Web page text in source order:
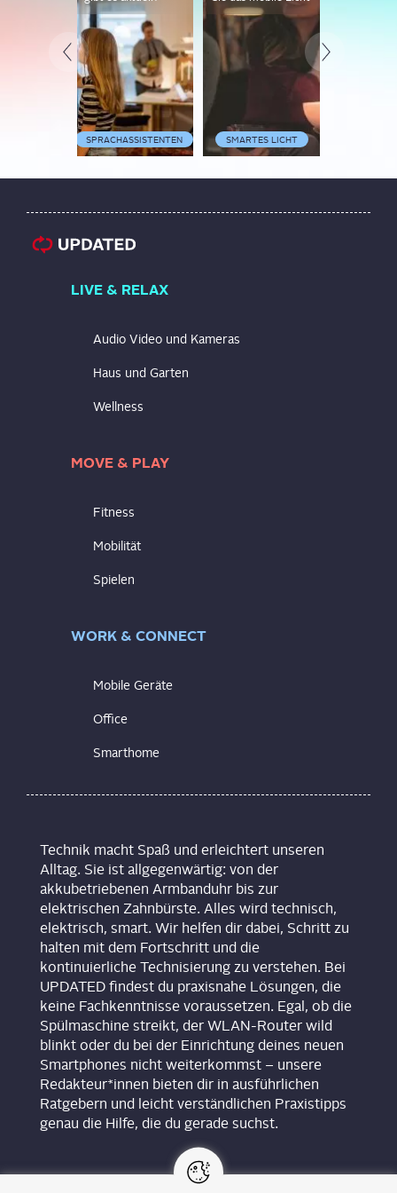
SPRACHASSISTENTEN SMARTES LICHT
LIVE & RELAX
Audio Video und Kameras
Haus und Garten
Wellness
MOVE & PLAY
Fitness
Mobilität
Spielen
WORK & CONNECT
Mobile Geräte
Office
Smarthome
Technik macht Spaß und erleichtert unseren
Alltag. Sie ist allgegenwärtig: von der
akkubetriebenen Armbanduhr bis zur
elektrischen Zahnbürste. Alles wird technisch,
elektrisch, smart. Wir helfen dir dabei, Schritt zu
halten mit dem Fortschritt und die
kontinuierliche Technisierung zu verstehen. Bei
UPDATED findest du praxisnahe Lösungen, die
keine Fachkenntnisse voraussetzen. Egal, ob die
Spülmaschine streikt, der WLAN-Router wild
blinkt oder du bei der Einrichtung deines neuen
Smartphones nicht weiterkommst – unsere
Redakteur*innen bieten dir in ausführlichen
Ratgebern und leicht verständlichen Praxistipps
genau die Hilfe, die du gerade suchst.